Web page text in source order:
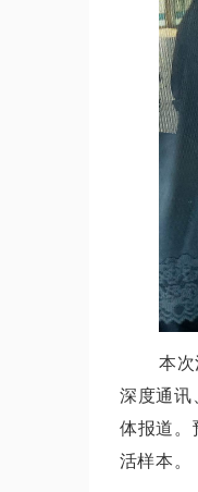
本
深度通
体报道
活样本。